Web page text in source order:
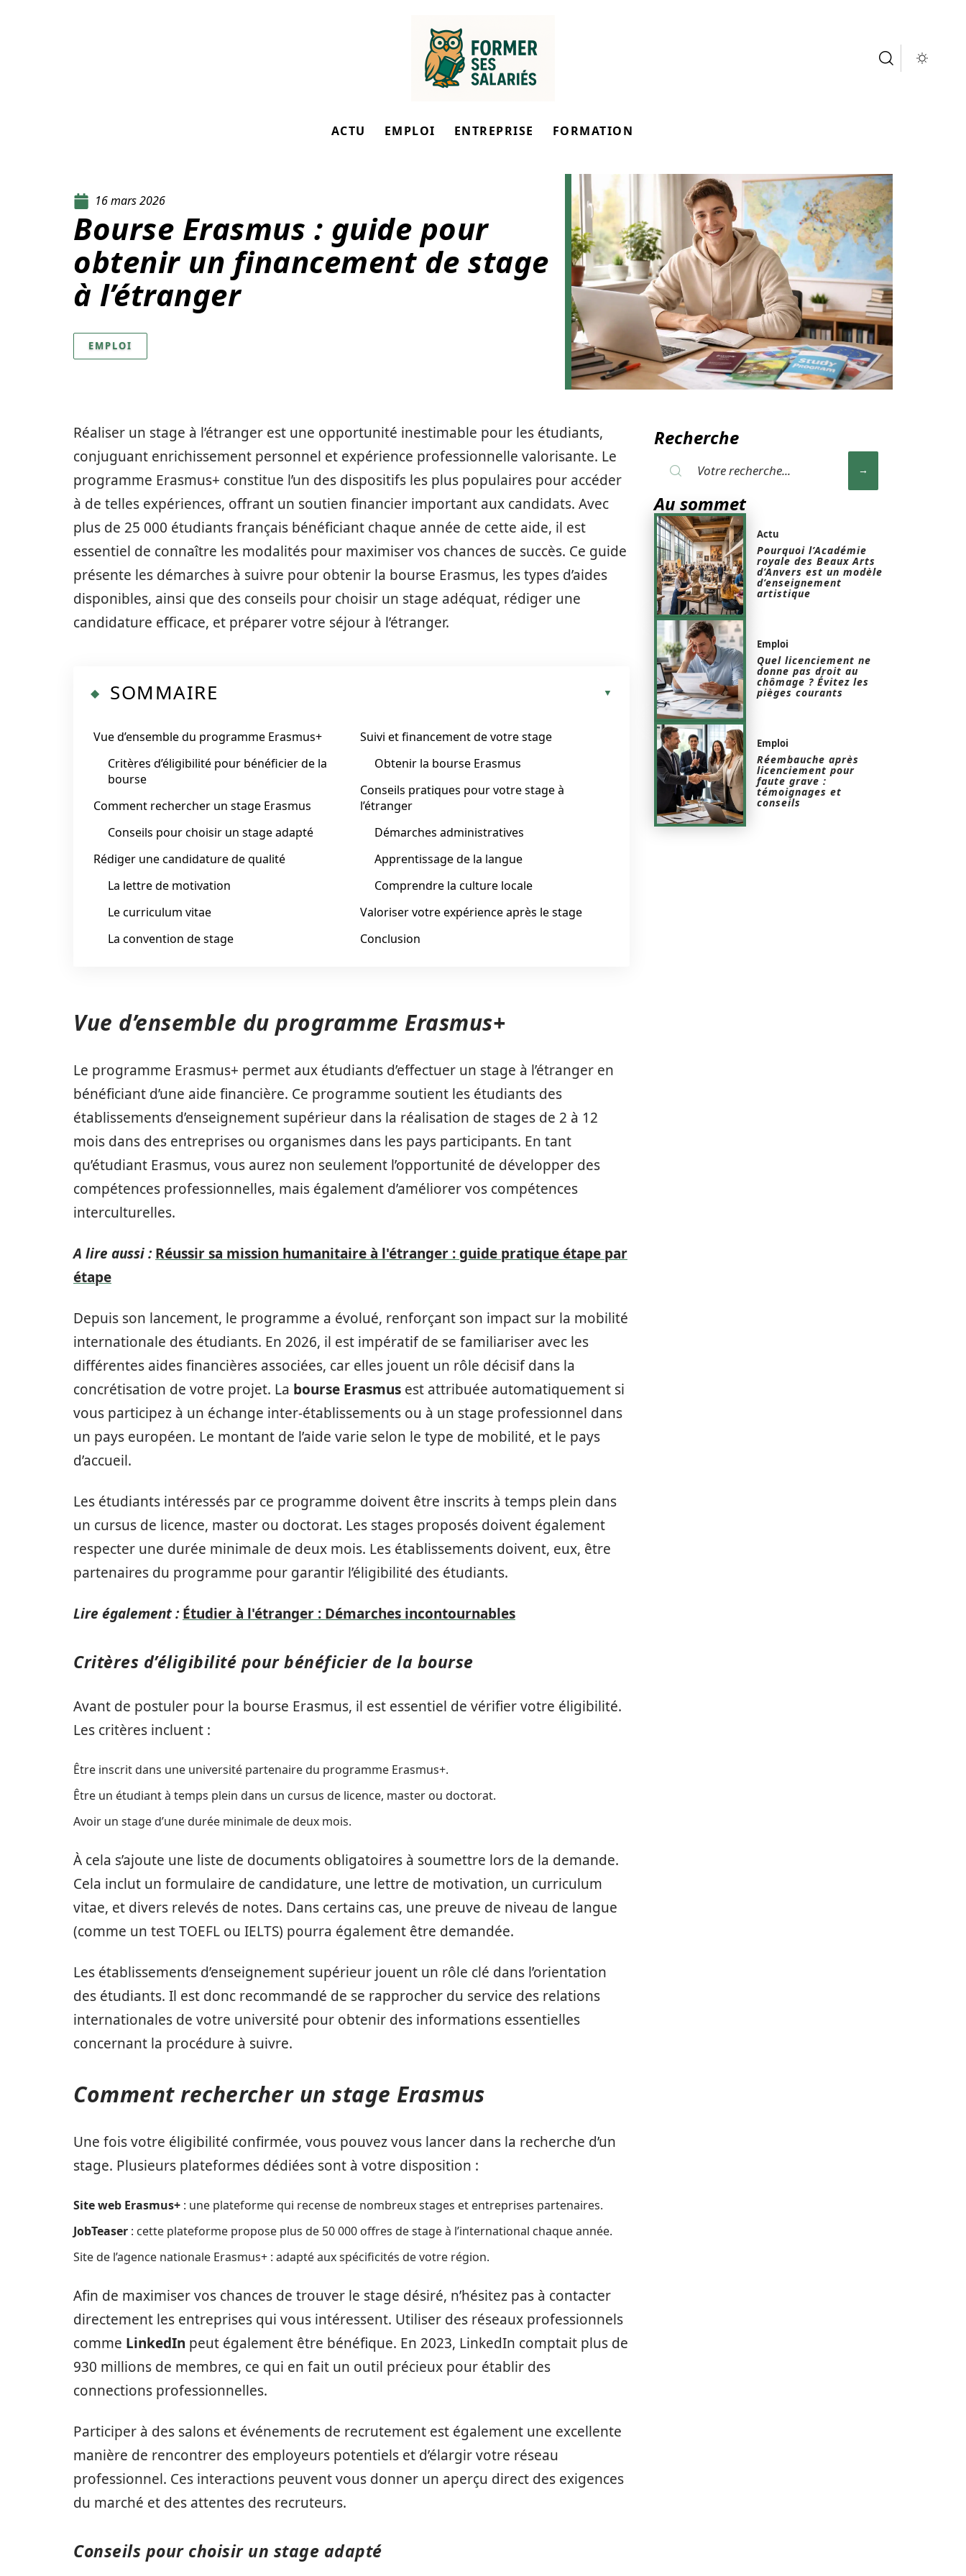
ACTU EMPLOI ENTREPRISE FORMATION
16 mars 2026
Bourse Erasmus : guide pour
obtenir un financement de stage
à l’étranger
EMPLOI
Réaliser un stage à l’étranger est une opportunité inestimable pour les étudiants,
conjuguant enrichissement personnel et expérience professionnelle valorisante. Le
programme Erasmus+ constitue l’un des dispositifs les plus populaires pour accéder
à de telles expériences, offrant un soutien financier important aux candidats. Avec
plus de 25 000 étudiants français bénéficiant chaque année de cette aide, il est
essentiel de connaître les modalités pour maximiser vos chances de succès. Ce guide
présente les démarches à suivre pour obtenir la bourse Erasmus, les types d’aides
disponibles, ainsi que des conseils pour choisir un stage adéquat, rédiger une
candidature efficace, et préparer votre séjour à l’étranger.
SOMMAIRE
Vue d’ensemble du programme Erasmus+
Critères d’éligibilité pour bénéficier de la
bourse
Comment rechercher un stage Erasmus
Conseils pour choisir un stage adapté
Rédiger une candidature de qualité
La lettre de motivation
Le curriculum vitae
La convention de stage
Suivi et financement de votre stage
Obtenir la bourse Erasmus
Conseils pratiques pour votre stage à
l’étranger
Démarches administratives
Apprentissage de la langue
Comprendre la culture locale
Valoriser votre expérience après le stage
Conclusion
Vue d’ensemble du programme Erasmus+
Le programme Erasmus+ permet aux étudiants d’effectuer un stage à l’étranger en
bénéficiant d’une aide financière. Ce programme soutient les étudiants des
établissements d’enseignement supérieur dans la réalisation de stages de 2 à 12
mois dans des entreprises ou organismes dans les pays participants. En tant
qu’étudiant Erasmus, vous aurez non seulement l’opportunité de développer des
compétences professionnelles, mais également d’améliorer vos compétences
interculturelles.
A lire aussi : Réussir sa mission humanitaire à l'étranger : guide pratique étape par
étape
Depuis son lancement, le programme a évolué, renforçant son impact sur la mobilité
internationale des étudiants. En 2026, il est impératif de se familiariser avec les
différentes aides financières associées, car elles jouent un rôle décisif dans la
concrétisation de votre projet. La bourse Erasmus est attribuée automatiquement si
vous participez à un échange inter-établissements ou à un stage professionnel dans
un pays européen. Le montant de l’aide varie selon le type de mobilité, et le pays
d’accueil.
Les étudiants intéressés par ce programme doivent être inscrits à temps plein dans
un cursus de licence, master ou doctorat. Les stages proposés doivent également
respecter une durée minimale de deux mois. Les établissements doivent, eux, être
partenaires du programme pour garantir l’éligibilité des étudiants.
Lire également : Étudier à l'étranger : Démarches incontournables
Critères d’éligibilité pour bénéficier de la bourse
Avant de postuler pour la bourse Erasmus, il est essentiel de vérifier votre éligibilité.
Les critères incluent :
Être inscrit dans une université partenaire du programme Erasmus+.
Être un étudiant à temps plein dans un cursus de licence, master ou doctorat.
Avoir un stage d’une durée minimale de deux mois.
À cela s’ajoute une liste de documents obligatoires à soumettre lors de la demande.
Cela inclut un formulaire de candidature, une lettre de motivation, un curriculum
vitae, et divers relevés de notes. Dans certains cas, une preuve de niveau de langue
(comme un test TOEFL ou IELTS) pourra également être demandée.
Les établissements d’enseignement supérieur jouent un rôle clé dans l’orientation
des étudiants. Il est donc recommandé de se rapprocher du service des relations
internationales de votre université pour obtenir des informations essentielles
concernant la procédure à suivre.
Comment rechercher un stage Erasmus
Une fois votre éligibilité confirmée, vous pouvez vous lancer dans la recherche d’un
stage. Plusieurs plateformes dédiées sont à votre disposition :
Site web Erasmus+ : une plateforme qui recense de nombreux stages et entreprises partenaires.
JobTeaser : cette plateforme propose plus de 50 000 offres de stage à l’international chaque année.
Site de l’agence nationale Erasmus+ : adapté aux spécificités de votre région.
Afin de maximiser vos chances de trouver le stage désiré, n’hésitez pas à contacter
directement les entreprises qui vous intéressent. Utiliser des réseaux professionnels
comme LinkedIn peut également être bénéfique. En 2023, LinkedIn comptait plus de
930 millions de membres, ce qui en fait un outil précieux pour établir des
connections professionnelles.
Participer à des salons et événements de recrutement est également une excellente
manière de rencontrer des employeurs potentiels et d’élargir votre réseau
professionnel. Ces interactions peuvent vous donner un aperçu direct des exigences
du marché et des attentes des recruteurs.
Conseils pour choisir un stage adapté
Recherche
Au sommet
Actu
Pourquoi l’Académie
royale des Beaux Arts
d’Anvers est un modèle
d’enseignement
artistique
Emploi
Quel licenciement ne
donne pas droit au
chômage ? Évitez les
pièges courants
Emploi
Réembauche après
licenciement pour
faute grave :
témoignages et
conseils